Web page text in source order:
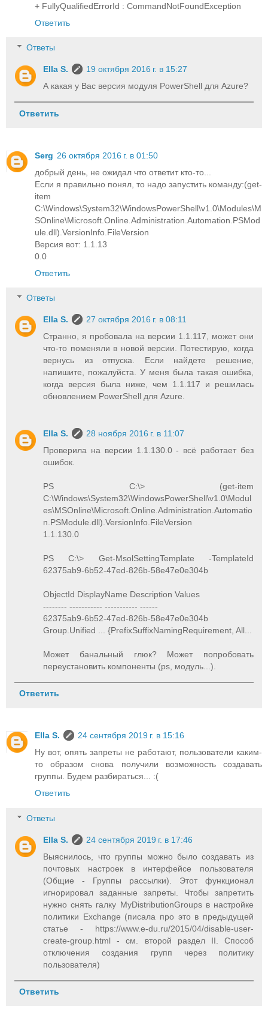
+ FullyQualifiedErrorId : CommandNotFoundException
Ответить
Ответы
Ella S.
19 октября 2016 г. в 15:27
А какая у Вас версия модуля PowerShell для Azure?
Ответить
Serg 26 октября 2016 г. в 01:50
добрый день, не ожидал что ответит кто-то...
Если я правильно понял, то надо запустить команду:(get-
item
C:\Windows\System32\WindowsPowerShell\v1.0\Modules\M
SOnline\Microsoft.Online.Administration.Automation.PSMod
ule.dll).VersionInfo.FileVersion
Версия вот: 1.1.13
0.0
Ответить
Ответы
Ella S.
27 октября 2016 г. в 08:11
Странно, я пробовала на версии 1.1.117, может они
что-то поменяли в новой версии. Потестирую, когда
вернусь из отпуска. Если найдете решение,
напишите, пожалуйста. У меня была такая ошибка,
когда версия была ниже, чем 1.1.117 и решилась
обновлением PowerShell для Azure.
Ella S.
28 ноября 2016 г. в 11:07
Проверила на версии 1.1.130.0 - всё работает без
ошибок.
PS C:\> (get-item
C:\Windows\System32\WindowsPowerShell\v1.0\Modul
es\MSOnline\Microsoft.Online.Administration.Automatio
n.PSModule.dll).VersionInfo.FileVersion
1.1.130.0
PS C:\> Get-MsolSettingTemplate -TemplateId
62375ab9-6b52-47ed-826b-58e47e0e304b
ObjectId DisplayName Description Values
-------- ----------- ----------- ------
62375ab9-6b52-47ed-826b-58e47e0e304b
Group.Unified ... {PrefixSuffixNamingRequirement, All...
Может банальный глюк? Может попробовать
переустановить компоненты (ps, модуль...).
Ответить
Ella S.
24 сентября 2019 г. в 15:16
Ну вот, опять запреты не работают, пользователи каким-
то образом снова получили возможность создавать
группы. Будем разбираться... :(
Ответить
Ответы
Ella S.
24 сентября 2019 г. в 17:46
Выяснилось, что группы можно было создавать из
почтовых настроек в интерфейсе пользователя
(Общие - Группы рассылки). Этот функционал
игнорировал заданные запреты. Чтобы запретить
нужно снять галку MyDistributionGroups в настройке
политики Exchange (писала про это в предыдущей
статье - https://www.e-du.ru/2015/04/disable-user-
create-group.html - см. второй раздел II. Способ
отключения создания групп через политику
пользователя)
Ответить